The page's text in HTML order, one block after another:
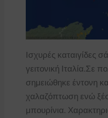
Ισχυρές καταιγίδες
γειτονική Ιταλία.Σε
σημειώθηκε έντονη
χαλαζόπτωση ενώ
μπουρίνια.